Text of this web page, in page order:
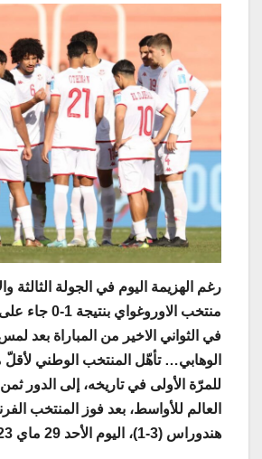
رغم الهزيمة اليوم في الجولة الثالثة
منتخب
في الثواني الاخير من المباراة بعد
للمرّة الأولى في تاريخه، إلى الدور
العالم للأواسط، بعد فوز المنتخب
هندوراس (3-1)، اليوم الأحد 29 ماي 2023